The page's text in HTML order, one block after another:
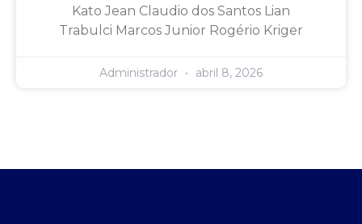
Kato Jean Claudio dos Santos Lian
Trabulci Marcos Junior Rogério Kriger
Administrador abril 8, 2026